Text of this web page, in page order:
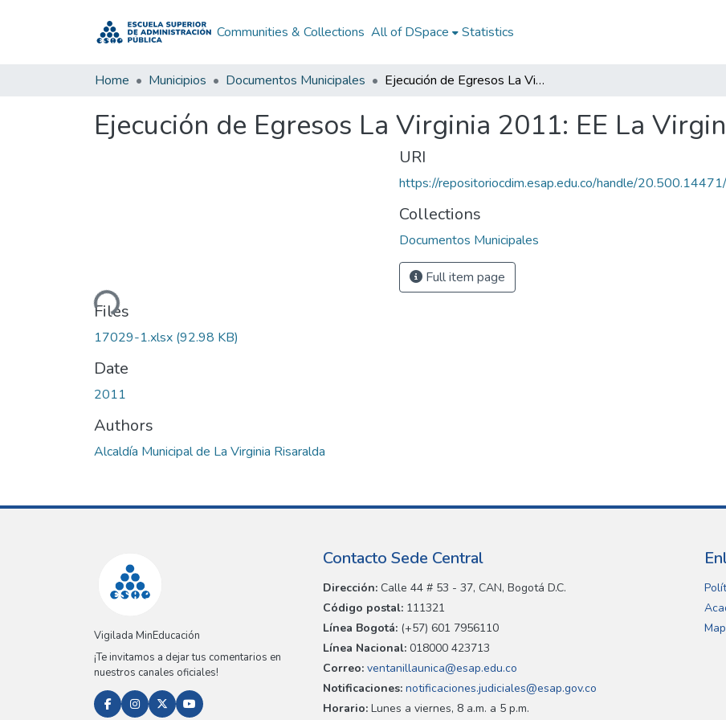
Communities & Collections All of DSpace Statistics
Home Municipios Documentos Municipales Ejecución de Egresos La Virginia 2011: EE La Virginia 2011
Ejecución de Egresos La Virginia 2011: EE La
Loading...
Files
17029-1.xlsx (92.98 KB)
Date
2011
Authors
Alcaldía Municipal de La Virginia Risaralda
URI
https://repositoriocdim.esap.edu.co/handle/
Collections
Documentos Municipales
Full item page
Vigilada MinEducación
¡Te invitamos a dejar tus comentarios en
nuestros canales oficiales!
Contacto Sede Central
Dirección: Calle 44 # 53 - 37, CAN, Bogotá D.C.
Código postal: 111321
Línea Bogotá: (+57) 601 7956110
Línea Nacional: 018000 423713
Correo: ventanillaunica@esap.edu.co
Notificaciones: notificaciones.judiciales@esap.gov.co
Horario: Lunes a viernes, 8 a.m. a 5 p.m.